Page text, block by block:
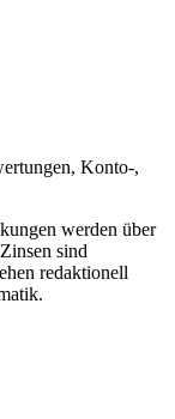
Konto-,
werden über
sind
redaktionell